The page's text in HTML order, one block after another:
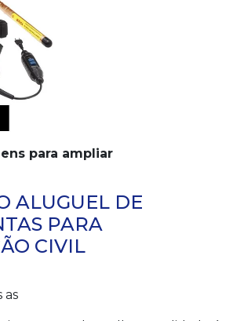
para ampliar
ALUGUEL DE
PARA
CIVIL
as